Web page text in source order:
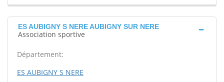
ES AUBIGNY S NERE AUBIGNY SUR NERE
Association sportive
Département:
ES AUBIGNY S NERE